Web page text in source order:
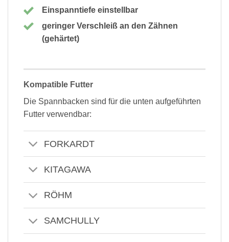
Einspanntiefe einstellbar
geringer Verschleiß an den Zähnen
(gehärtet)
Kompatible Futter
Die Spannbacken sind für die unten aufgeführten
Futter verwendbar:
FORKARDT
KITAGAWA
RÖHM
SAMCHULLY